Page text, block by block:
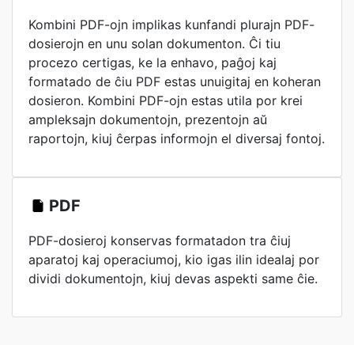
Kombini PDF-ojn implikas kunfandi plurajn PDF-
dosierojn en unu solan dokumenton. Ĉi tiu
procezo certigas, ke la enhavo, paĝoj kaj
formatado de ĉiu PDF estas unuigitaj en koheran
dosieron. Kombini PDF-ojn estas utila por krei
ampleksajn dokumentojn, prezentojn aŭ
raportojn, kiuj ĉerpas informojn el diversaj fontoj.
PDF
PDF-dosieroj konservas formatadon tra ĉiuj
aparatoj kaj operaciumoj, kio igas ilin idealaj por
dividi dokumentojn, kiuj devas aspekti same ĉie.